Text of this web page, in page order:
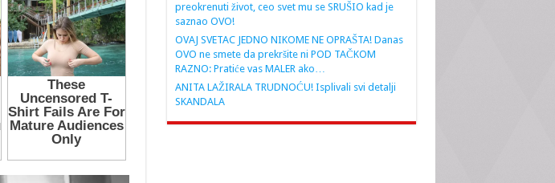
preokrenuti život, ceo svet mu se SRUŠIO kad je
saznao OVO!
OVAJ SVETAC JEDNO NIKOME NE OPRAŠTA! Danas
OVO ne smete da prekršite ni POD TAČKOM
RAZNO: Pratiće vas MALER ako…
ANITA LAŽIRALA TRUDNOĆU! Isplivali svi detalji
SKANDALA